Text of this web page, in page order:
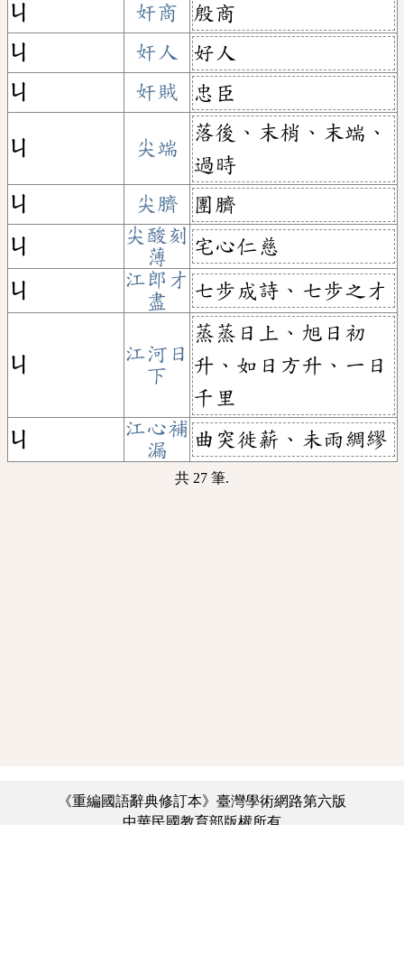
ㄐ
奸商
殷商
ㄐ
奸人
好人
ㄐ
奸賊 忠臣
ㄐ 尖端
落後、末梢、末端、
過時
ㄐ
尖臍
團臍
ㄐ
尖酸刻
薄
宅心仁慈
ㄐ
江郎才
盡
七步成詩、七步之才
ㄐ
江河日
下
蒸蒸日上、旭日初
升、如日方升、一日
千里
ㄐ
江心補
漏
曲突徙薪、未雨綢繆
共 27 筆.
《重編國語辭典修訂本》臺灣學術網路第六版
中華民國教育部版權所有